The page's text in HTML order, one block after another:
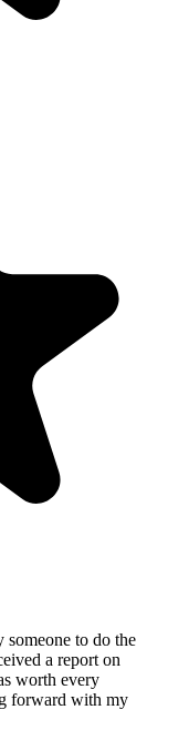
to do the
a report on
worth every
forward with my